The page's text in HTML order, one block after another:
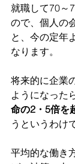
就職して70～
ので、個人の
と、今の定年
なります。
将来的に企業
ようになったら
命の2・5倍を
うというわけ
平均的な働き